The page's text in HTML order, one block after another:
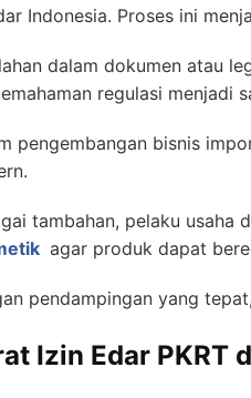
Indonesia. Proses ini
dalam dokumen atau
regulasi menjadi
pengembangan bisnis
tambahan, pelaku usaha
agar produk dapat
pendampingan yang
Izin Edar PKRT